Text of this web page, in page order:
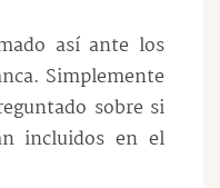
así ante los
Simplemente
sobre si
incluidos en el